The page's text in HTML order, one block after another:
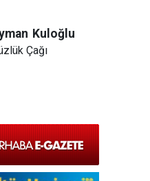
Kuloğlu
Çağı